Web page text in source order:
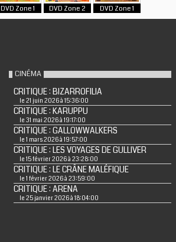
DVD Zone 1 DVD Zone 2 DVD Zone 1
CINÉMA
CRITIQUE : BIZARROFILIA
le 21 juin 2026 à 15:36:00
CRITIQUE : KARUPPU
le 31 mai 2026 à 19:17:00
CRITIQUE : GALLOWWALKERS
le 1 mars 2026 à 19:57:00
CRITIQUE : LES VOYAGES DE GULLIVER
le 15 février 2026 à 23:28:00
CRITIQUE : LE CRÂNE MALÉFIQUE
le 1 février 2026 à 23:59:00
CRITIQUE : ARENA
le 25 janvier 2026 à 18:04:00